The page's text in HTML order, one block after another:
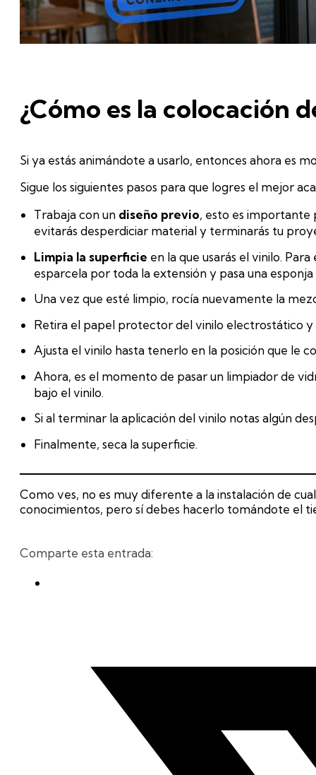
¿Cómo es la colocación
Si ya estás animándote a usarlo, entonces ahora es
Sigue los siguientes pasos para que logres el mejor
Trabaja con un diseño previo, esto es importante
evitarás desperdiciar material y terminarás tu
Limpia la superficie en la que usarás el vinilo.
esparcela por toda la extensión y pasa una
Una vez que esté limpio, rocía nuevamente la
Retira el papel protector del vinilo electrostático y
Ajusta el vinilo hasta tenerlo en la posición que le
Ahora, es el momento de pasar un limpiador de
bajo el vinilo.
Si al terminar la aplicación del vinilo notas algún
Finalmente, seca la superficie.
Como ves, no es muy diferente a la instalación de
conocimientos, pero sí debes hacerlo tomándote el
Comparte esta entrada: